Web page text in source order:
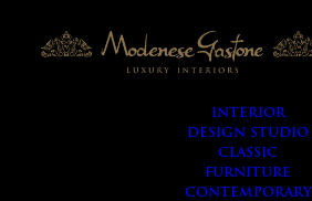
INTERIOR
DESIGN STUDIO
CLASSIC
FURNITURE
CONTEMPORARY